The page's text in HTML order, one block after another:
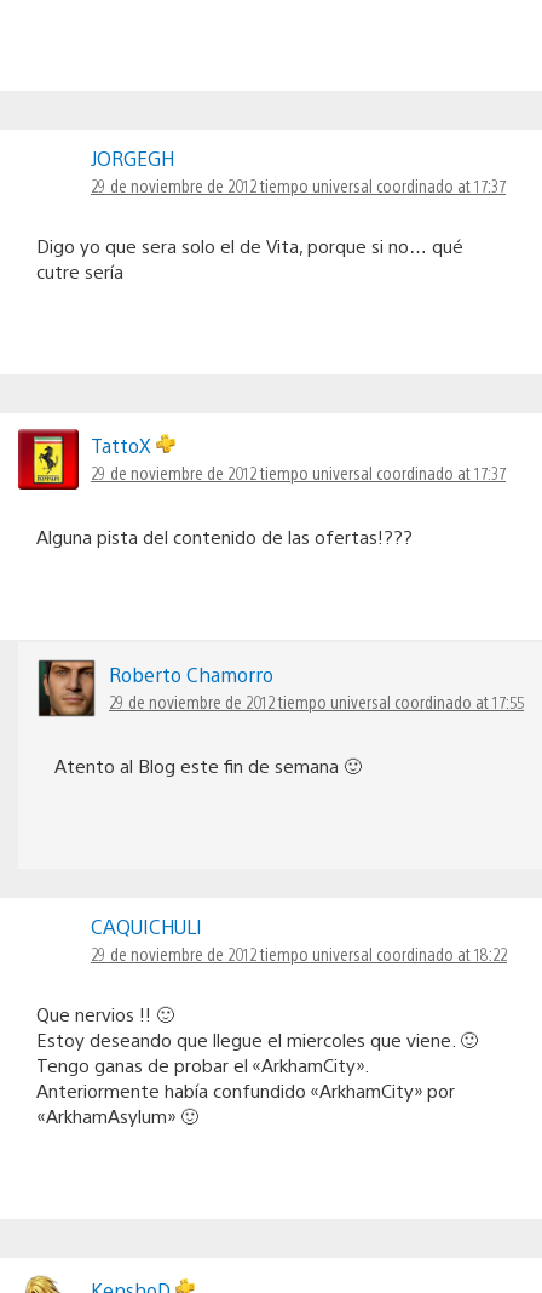
JORGEGH
29 de noviembre de 2012 tiempo universal coordinado at 17:37
Digo yo que sera solo el de Vita, porque si no… qué
cutre sería
TattoX
29 de noviembre de 2012 tiempo universal coordinado at 17:37
Alguna pista del contenido de las ofertas!???
Roberto Chamorro
29 de noviembre de 2012 tiempo universal coordinado at 17:55
Atento al Blog este fin de semana 🙂
CAQUICHULI
29 de noviembre de 2012 tiempo universal coordinado at 18:22
Que nervios !! 🙂
Estoy deseando que llegue el miercoles que viene. 🙂
Tengo ganas de probar el «ArkhamCity».
Anteriormente había confundido «ArkhamCity» por
«ArkhamAsylum» 🙂